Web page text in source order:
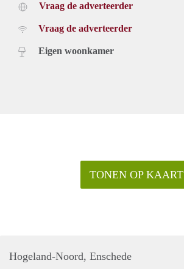
Vraag de adverteerder
Vraag de adverteerder
Eigen woonkamer
TONEN OP KAART
Hogeland-Noord, Enschede